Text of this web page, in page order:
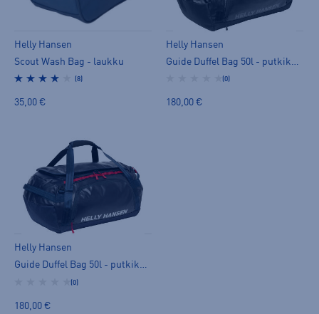
Helly Hansen
Scout Wash Bag - laukku
(8)
35,00 €
Helly Hansen
Guide Duffel Bag 50l - putkikassi
(0)
180,00 €
Helly Hansen
Guide Duffel Bag 50l - putkikassi
(0)
180,00 €